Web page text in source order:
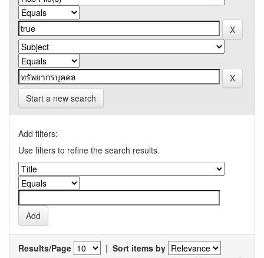
Start a new search
Add filters:
Use filters to refine the search results.
Results/Page | Sort items by